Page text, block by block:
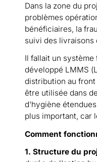
Dans la zone du
problèmes
bénéficiaires, la
suivi des livraisons
Il fallait un
développé LMMS
distribution au
être utilisée dans
d'hygiène
plus important, car
Comment
1. Structure du